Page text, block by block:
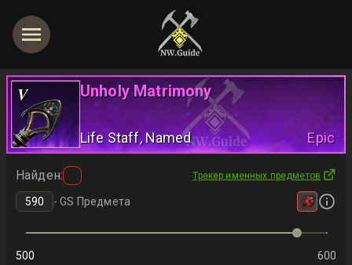
V Unholy Matrimony
Life Staff, Named Epic
Найден: Трекер именных предметов
-GS Предмета
500 600